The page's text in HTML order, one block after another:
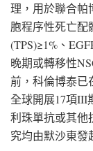
理，用於聯合帕
胞程序性死亡配
(TPS)≥1%、
晚期或轉移性
前，科倫博泰已
全球開展17項III
利珠單抗或其他
究均由默沙東發